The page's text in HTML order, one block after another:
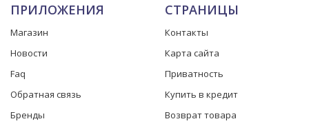
ПРИЛОЖЕНИЯ
Магазин
Новости
Faq
Обратная связь
Бренды
СТРАНИЦЫ
Контакты
Карта сайта
Приватность
Купить в кредит
Возврат товара